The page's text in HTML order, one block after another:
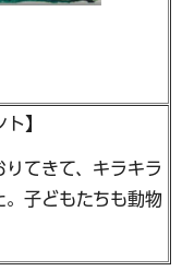
】
てきて、キラキラ
子どもたちも動物